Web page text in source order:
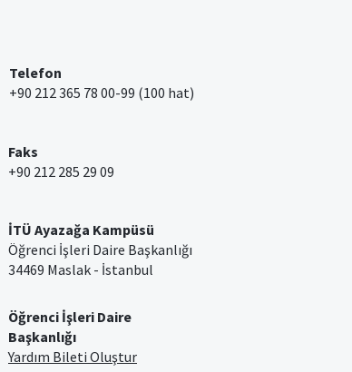
Telefon
+90 212 365 78 00-99 (100 hat)
Faks
+90 212 285 29 09
İTÜ Ayazağa Kampüsü
Öğrenci İşleri Daire Başkanlığı
34469 Maslak - İstanbul
Öğrenci İşleri Daire
Başkanlığı
Yardım Bileti Oluştur